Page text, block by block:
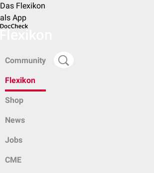
Das Flexikon
als App
Community
Flexikon
Shop
News
Jobs
CME